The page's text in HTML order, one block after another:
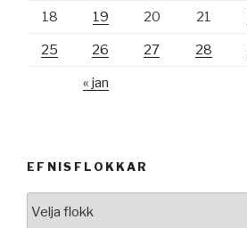
18 19 20 21
25 26 27 28
« jan
EFNISFLOKKAR